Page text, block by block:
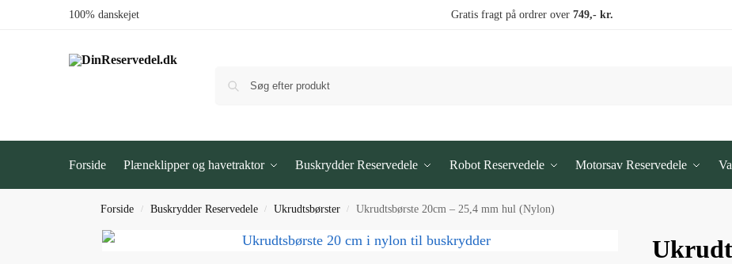
100% danskejet Gratis fragt på ordrer over 749,- kr.
Forside Plæneklipper og havetraktor Buskrydder Reservedele Robot Reservedele Motorsav Reservedele
Forside / Buskrydder Reservedele / Ukrudtsbørster / Ukrudtsbørste 20cm – 25,4 mm hul (Nylon)